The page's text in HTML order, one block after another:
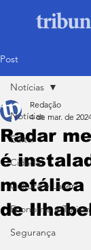
Post
Notícias
Edital
Cidade
Cultura e Lazer
Economia e
Segurança
Notícias
Radar
é
metálica
de
Redação
4 de mar. de